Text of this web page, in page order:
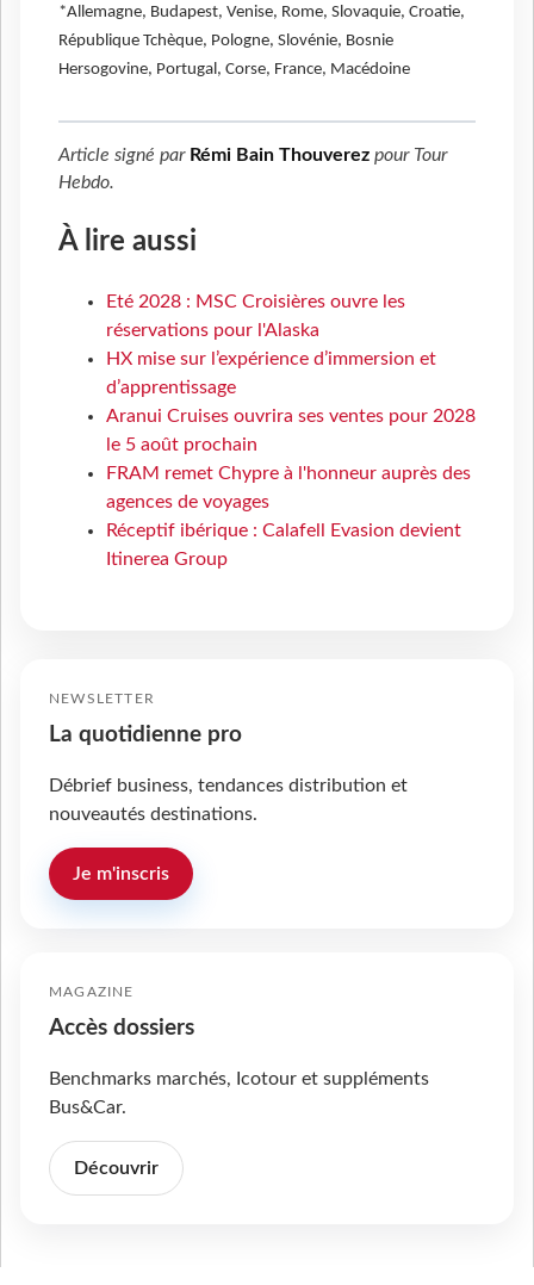
*Allemagne, Budapest, Venise, Rome, Slovaquie, Croatie,
République Tchèque, Pologne, Slovénie, Bosnie
Hersogovine, Portugal, Corse, France, Macédoine
Article signé par Rémi Bain Thouverez pour Tour
Hebdo.
À lire aussi
Eté 2028 : MSC Croisières ouvre les
réservations pour l'Alaska
HX mise sur l’expérience d’immersion et
d’apprentissage
Aranui Cruises ouvrira ses ventes pour 2028
le 5 août prochain
FRAM remet Chypre à l'honneur auprès des
agences de voyages
Réceptif ibérique : Calafell Evasion devient
Itinerea Group
NEWSLETTER
La quotidienne pro
Débrief business, tendances distribution et
nouveautés destinations.
Je m'inscris
MAGAZINE
Accès dossiers
Benchmarks marchés, Icotour et suppléments
Bus&Car.
Découvrir